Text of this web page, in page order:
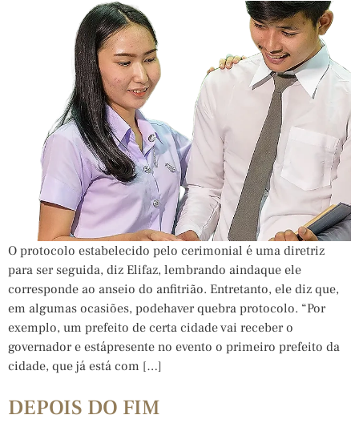
O protocolo estabelecido pelo cerimonial é uma diretriz
para ser seguida, diz Elifaz, lembrando aindaque ele
corresponde ao anseio do anfitrião. Entretanto, ele diz que,
em algumas ocasiões, podehaver quebra protocolo. “Por
exemplo, um prefeito de certa cidade vai receber o
governador e estápresente no evento o primeiro prefeito da
cidade, que já está com […]
DEPOIS DO FIM